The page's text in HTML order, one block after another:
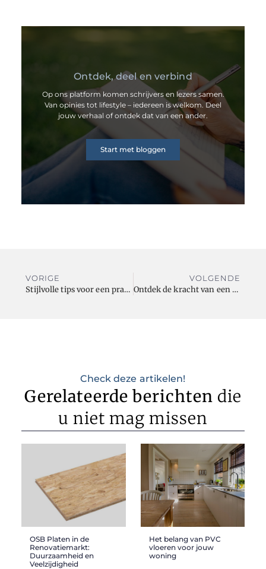
Ontdek, deel en verbind
Op ons platform komen schrijvers en lezers samen.
Van opinies tot lifestyle – iedereen is welkom. Deel
jouw verhaal of ontdek dat van een ander.
Start met bloggen
VORIGE
Stijlvolle tips voor een prachtige woning
VOLGENDE
Ontdek de kracht van een gezonde levensstijl met Fitness24.be
Check deze artikelen!
Gerelateerde berichten die
u niet mag missen
OSB Platen in de
Renovatiemarkt:
Duurzaamheid en
Veelzijdigheid
Het belang van PVC
vloeren voor jouw
woning